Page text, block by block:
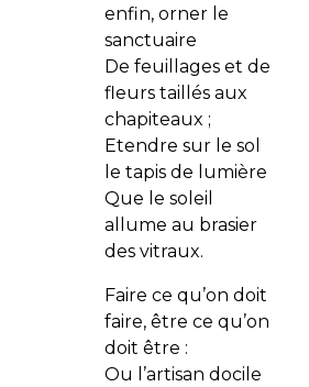
enfin, orner le
sanctuaire
De feuillages et de
fleurs taillés aux
chapiteaux ;
Etendre sur le sol
le tapis de lumière
Que le soleil
allume au brasier
des vitraux.
Faire ce qu’on doit
faire, être ce qu’on
doit être :
Ou l’artisan docile